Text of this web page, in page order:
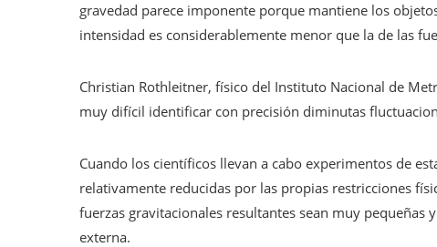
gravedad parece imponente porque mantiene los
intensidad es considerablemente menor que la de las
Christian Rothleitner, físico del Instituto Nacional de
muy difícil identificar con precisión diminutas
Cuando los científicos llevan a cabo experimentos de
relativamente reducidas por las propias restricciones
fuerzas gravitacionales resultantes sean muy
externa.